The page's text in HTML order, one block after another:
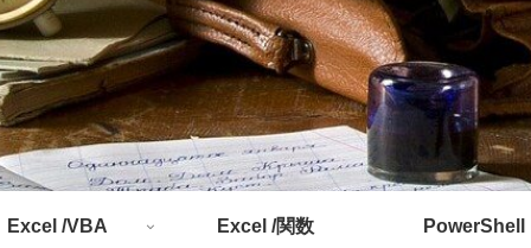
Excel /VBA Excel /関数 PowerShell